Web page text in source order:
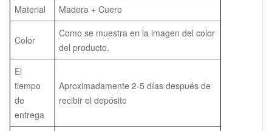
Material
Madera + Cuero
Color
Como se muestra en la imagen del color
del producto.
El
tiempo
de
entrega
Aproximadamente 2-5 días después de
recibir el depósito